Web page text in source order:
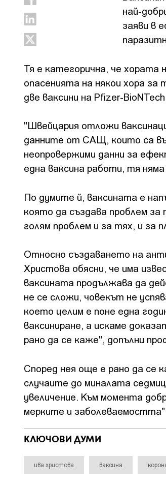
най-
заяви в
Тя е категорична, че хората
опасенията на някои хора
две ваксини на Pfizer-
"Швейцария отложи
данните от САЩ, които са
неопровержими данни за
една ваксина работи, тя
По думите й, ваксината е
която да създава проблем
голям проблем и за тях, и за
Относно създаването на
Христова обясни, че има
ваксината продължава да
не се сложи, човекът не
което целим е поне една
ваксиниране, а искаме
рано да се каже", допълни
Според нея още е рано да се
случаите до миналата
увеличение. Към момента
мерките и
КЛЮЧОВИ ДУМИ
ива христова ваксина